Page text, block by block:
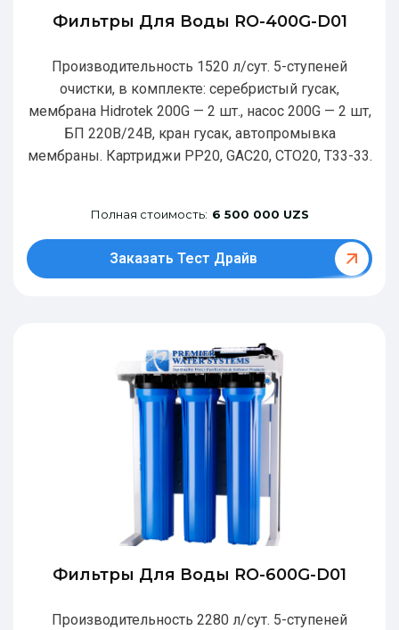
Фильтры Для Воды RO-400G-D01
Производительность 1520 л/сут. 5-ступеней
очистки, в комплекте: серебристый гусак,
мембрана Hidrotek 200G — 2 шт., насос 200G — 2 шт,
БП 220В/24В, кран гусак, автопромывка
мембраны. Картриджи РР20, GAC20, CTO20, T33-33.
Полная стоимость: 6 500 000 UZS
Заказать Тест Драйв
Фильтры Для Воды RO-600G-D01
Производительность 2280 л/сут. 5-ступеней